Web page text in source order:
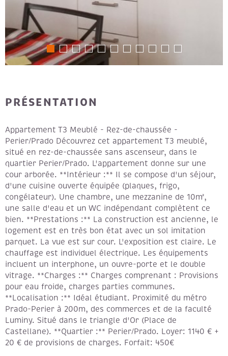
PRÉSENTATION
Appartement T3 Meublé - Rez-de-chaussée -
Perier/Prado Découvrez cet appartement T3 meublé,
situé en rez-de-chaussée sans ascenseur, dans le
quartier Perier/Prado. L'appartement donne sur une
cour arborée. **Intérieur :** Il se compose d'un séjour,
d'une cuisine ouverte équipée (plaques, frigo,
congélateur). Une chambre, une mezzanine de 10m²,
une salle d'eau et un WC indépendant complètent ce
bien. **Prestations :** La construction est ancienne, le
logement est en très bon état avec un sol imitation
parquet. La vue est sur cour. L'exposition est claire. Le
chauffage est individuel électrique. Les équipements
incluent un interphone, un ouvre-porte et le double
vitrage. **Charges :** Charges comprenant : Provisions
pour eau froide, charges parties communes.
**Localisation :** Idéal étudiant. Proximité du métro
Prado-Perier à 200m, des commerces et de la faculté
Luminy. Situé dans le triangle d'Or (Place de
Castellane). **Quartier :** Perier/Prado. Loyer: 1140 € +
20 € de provisions de charges. Forfait: 450€